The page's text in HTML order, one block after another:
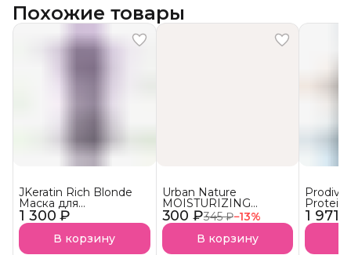
Похожие товары
1 300 ₽
JKeratin Rich Blonde
Маска для
осветленных волос
Уход & нейтрализация
желтизны СКОРО В
НАЛИЧИИ!
В корзину
300 ₽345 ₽−13%
Urban Nature
MOISTURIZING
Кондиционер
Увлажняющий АКЦИЯ!
В корзину
1 971
Protein